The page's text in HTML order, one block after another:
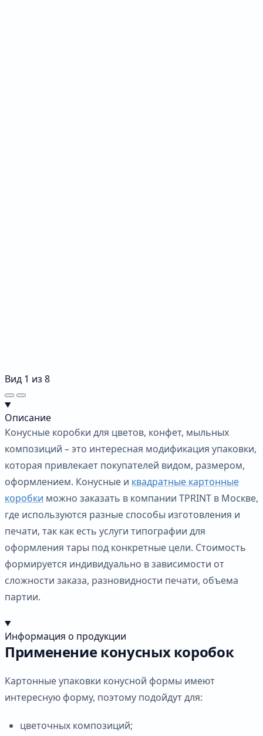
Вид 1 из 8
Описание
Конусные коробки для цветов, конфет, мыльных
композиций – это интересная модификация упаковки,
которая привлекает покупателей видом, размером,
оформлением. Конусные и квадратные картонные
коробки можно заказать в компании TPRINT в Москве,
где используются разные способы изготовления и
печати, так как есть услуги типографии для
оформления тары под конкретные цели. Стоимость
формируется индивидуально в зависимости от
сложности заказа, разновидности печати, объема
партии.
Информация о продукции
Применение конусных коробок
Картонные упаковки конусной формы имеют
интересную форму, поэтому подойдут для:
цветочных композиций;